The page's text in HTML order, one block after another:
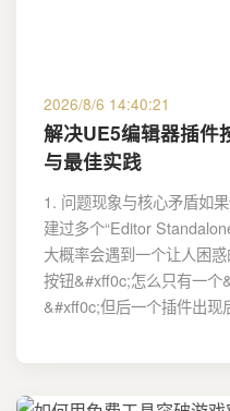
2026/8/6 14:40:21
解决UE5编辑器插件
与最佳实践
1. 问题现象与核心矛盾如
建过多个“Editor
大概率会遇到一个让人困
按钮&#xff0c;怎么只有一
&#xff0c;但后一个插件出